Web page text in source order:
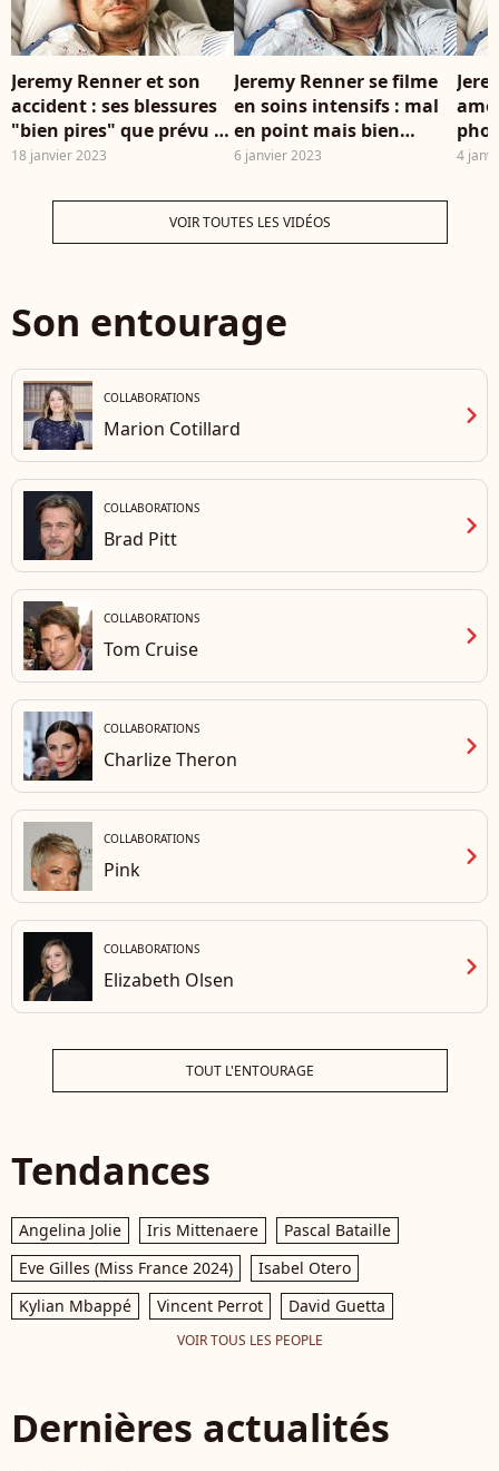
Jeremy Renner et son
accident : ses blessures
"bien pires" que prévu ?
Nouvelles révélations
18 janvier 2023
Jeremy Renner se filme
en soins intensifs : mal
en point mais bien
chouchouté après son
6 janvier 2023 4
VOIR TOUTES LES VIDÉOS
Son entourage
COLLABORATIONS
Marion Cotillard chevron_right
COLLABORATIONS
Brad Pitt chevron_right
COLLABORATIONS
Tom Cruise chevron_right
COLLABORATIONS
Charlize Theron chevron_right
COLLABORATIONS
Pink chevron_right
COLLABORATIONS
Elizabeth Olsen chevron_right
TOUT L'ENTOURAGE
Tendances
Angelina Jolie Iris Mittenaere
Pascal Bataille
Eve Gilles (Miss France 2024)
Isabel Otero
Kylian Mbappé
Vincent Perrot David Guetta
VOIR TOUS LES PEOPLE
Dernières actualités